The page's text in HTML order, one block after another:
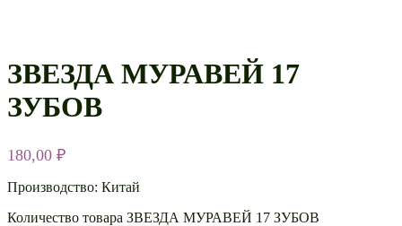
ЗВЕЗДА МУРАВЕЙ 17
ЗУБОВ
180,00 ₽
Производство: Китай
Количество товара ЗВЕЗДА МУРАВЕЙ 17 ЗУБОВ